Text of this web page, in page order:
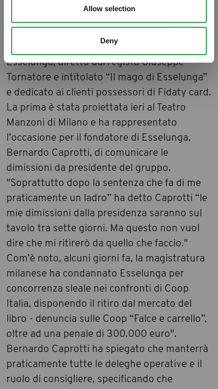
Allow selection
Deny
raccontare cosa succede dietro le quinte di
Esselunga, diretto dal regista Giuseppe
Tornatore e intitolato “Il mago di Esselunga”
e dedicato ai clienti possessori di Fidaty card.
La prima è stata proiettata ieri al Teatro
Manzoni di Milano e ha rappresentato
l’occasione per il fondatore di Esselunga,
Bernardo Caprotti, di comunicare le
dimissioni da presidente del gruppo.
"Soprattutto dopo la sentenza che fa di me
praticamente un ladro” ha detto Caprotti “le
mie dimissioni dalla presidenza saranno sul
tavolo tra sette giorni. Ma questo non vuol
dire che mi ritirerò da quello che faccio."
Com’è noto, alcuni giorni fa, la magistratura
milanese ha condannato Esselunga per
concorrenza sleale nei confronti di Coop
Italia, disponendo il ritiro dal mercato del
libro - denuncia sulle Coop “Falce e carrello”,
oltre ad una penale di 300.000 euro".
Bernardo Caprotti ha spiegato che manterrà
praticamente tutte le deleghe operative e il
ruolo di consigliere, specificando che